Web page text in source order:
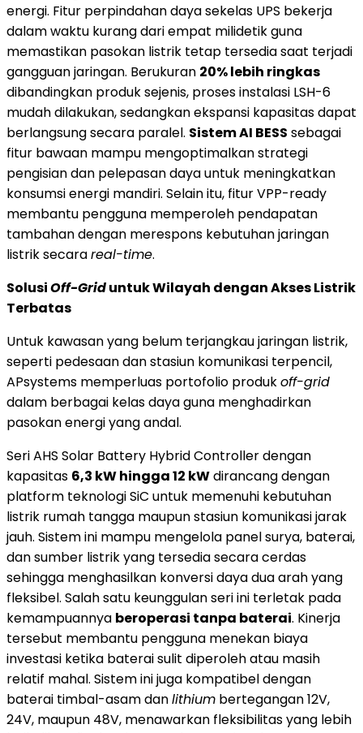
energi. Fitur perpindahan daya sekelas UPS bekerja
dalam waktu kurang dari empat milidetik guna
memastikan pasokan listrik tetap tersedia saat terjadi
gangguan jaringan. Berukuran 20% lebih ringkas
dibandingkan produk sejenis, proses instalasi LSH-6
mudah dilakukan, sedangkan ekspansi kapasitas dapat
berlangsung secara paralel. Sistem AI BESS sebagai
fitur bawaan mampu mengoptimalkan strategi
pengisian dan pelepasan daya untuk meningkatkan
konsumsi energi mandiri. Selain itu, fitur VPP-ready
membantu pengguna memperoleh pendapatan
tambahan dengan merespons kebutuhan jaringan
listrik secarareal-time.
SolusiOff-Griduntuk Wilayah dengan Akses Listrik
Terbatas
Untuk kawasan yang belum terjangkau jaringan listrik,
seperti pedesaan dan stasiun komunikasi terpencil,
APsystems memperluas portofolio produkoff-grid
dalam berbagai kelas daya guna menghadirkan
pasokan energi yang andal.
Seri AHS Solar Battery Hybrid Controller dengan
kapasitas 6,3 kW hingga 12 kWdirancang dengan
platform teknologi SiC untuk memenuhi kebutuhan
listrik rumah tangga maupun stasiun komunikasi jarak
jauh. Sistem ini mampu mengelola panel surya, baterai,
dan sumber listrik yang tersedia secara cerdas
sehingga menghasilkan konversi daya dua arah yang
fleksibel. Salah satu keunggulan seri ini terletak pada
kemampuannya beroperasi tanpa baterai. Kinerja
tersebut membantu pengguna menekan biaya
investasi ketika baterai sulit diperoleh atau masih
relatif mahal. Sistem ini juga kompatibel dengan
baterai timbal-asam danlithium bertegangan 12V,
24V, maupun 48V, menawarkan fleksibilitas yang lebih